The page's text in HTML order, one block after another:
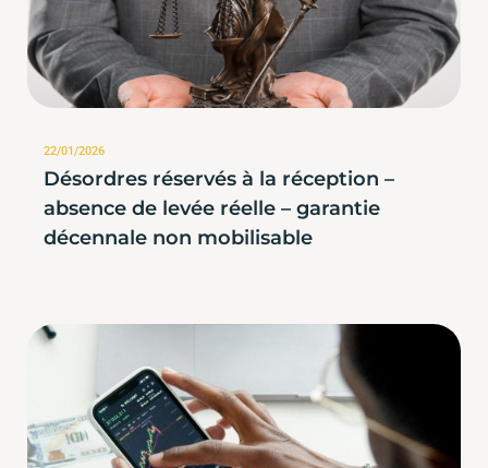
22/01/2026
Désordres réservés à la réception –
absence de levée réelle – garantie
décennale non mobilisable